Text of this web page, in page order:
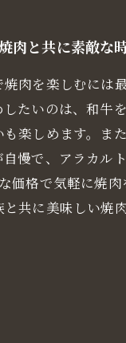
肉と共に素敵な
肉を楽しむには
したいのは、和牛
楽しめます。ま
慢で、アラカル
価格で気軽に焼
共に美味しい焼